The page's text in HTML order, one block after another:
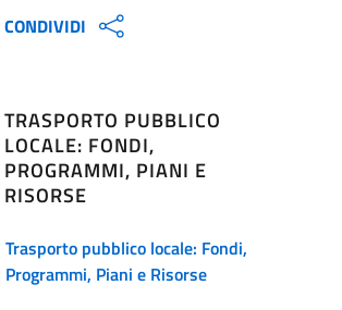
CONDIVIDI
TRASPORTO PUBBLICO
LOCALE: FONDI,
PROGRAMMI, PIANI E
RISORSE
Trasporto pubblico locale: Fondi,
Programmi, Piani e Risorse